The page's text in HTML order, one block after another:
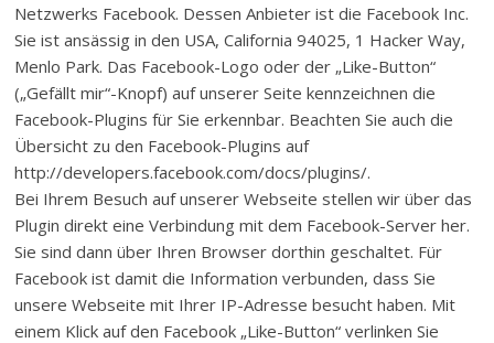
Netzwerks Facebook. Dessen Anbieter ist die Facebook Inc.
Sie ist ansässig in den USA, California 94025, 1 Hacker Way,
Menlo Park. Das Facebook-Logo oder der „Like-Button“
(„Gefällt mir“-Knopf) auf unserer Seite kennzeichnen die
Facebook-Plugins für Sie erkennbar. Beachten Sie auch die
Übersicht zu den Facebook-Plugins auf
http://developers.facebook.com/docs/plugins/.
Bei Ihrem Besuch auf unserer Webseite stellen wir über das
Plugin direkt eine Verbindung mit dem Facebook-Server her.
Sie sind dann über Ihren Browser dorthin geschaltet. Für
Facebook ist damit die Information verbunden, dass Sie
unsere Webseite mit Ihrer IP-Adresse besucht haben. Mit
einem Klick auf den Facebook „Like-Button“ verlinken Sie